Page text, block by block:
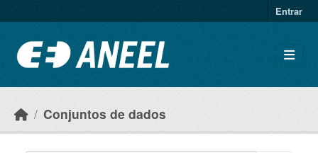
Entrar
Conjuntos de dados